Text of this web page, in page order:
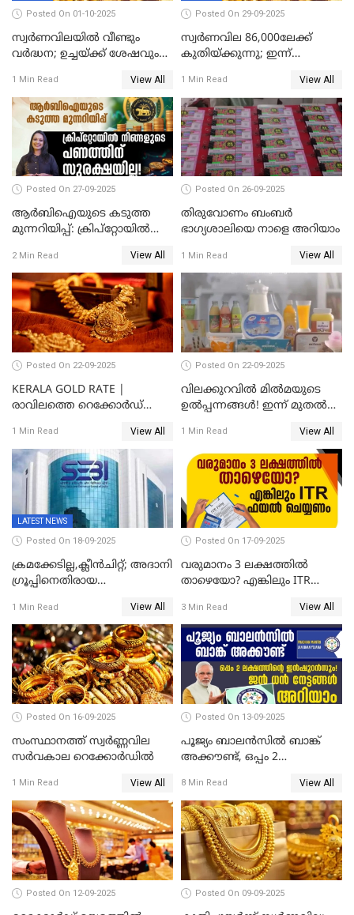
Posted On 01-10-2025
സ്വർണവിലയിൽ വീണ്ടും
വർദ്ധന; ഉച്ചയ്ക്ക് ശേഷവും
കൂടിയത് പവന് 2,760 രൂപ
1 Min Read View All
Posted On 29-09-2025
സ്വര്‍ണവില 86,000ലേക്ക്
കുതിയ്ക്കുന്നു; ഇന്ന്
1040 രൂപ
1 Min Read View All
Posted On 27-09-2025
ആർബിഐയുടെ കടുത്ത
മുന്നറിയിപ്പ്: ക്രിപ്റ്റോയിൽ
സുരക്ഷയില്ല!
2 Min Read View All
Posted On 26-09-2025
തിരുവോണം ബംബര്‍
ഭാഗ്യശാലിയെ നാളെ അറിയാം
1 Min Read View All
Posted On 22-09-2025
KERALA GOLD RATE |
രാവിലത്തെ റെക്കോർഡ്
തവണ കൂടി; പവൻ വില
83,000 ലേക്ക്
1 Min Read View All
Posted On 22-09-2025
വിലക്കുറവിൽ മിൽമയുടെ
ഉൽപ്പന്നങ്ങൾ! ഇന്ന് മുതൽ
ഉപഭോക്താക്കൾക്ക്
1 Min Read View All
LATEST NEWS
Posted On 18-09-2025
ക്രമക്കേടില്ല,ക്ലീൻചിറ്റ്; അദാനി
​ഗ്രൂപ്പിനെതിരായ
തള്ളി സെബി
1 Min Read View All
Posted On 17-09-2025
വരുമാനം 3 ലക്ഷത്തിൽ
താഴെയോ? എങ്കിലും ITR
3 Min Read View All
Posted On 16-09-2025
സംസ്ഥാനത്ത് സ്വര്‍ണ്ണവില
സർവകാല റെക്കോർഡിൽ
1 Min Read View All
Posted On 13-09-2025
പൂജ്യം ബാലൻസിൽ ബാങ്ക്
അക്കൗണ്ട്, ഒപ്പം 2
ജൻ ധൻ നേട്ടങ്ങൾ അറിയാം
8 Min Read View All
Posted On 12-09-2025 Posted On 09-09-2025